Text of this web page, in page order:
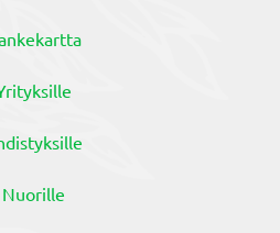
Nuorille